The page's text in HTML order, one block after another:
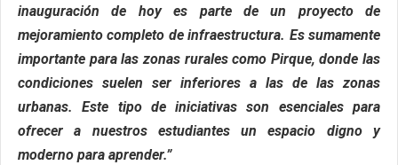
inauguración de hoy es parte de un proyecto de
mejoramiento completo de infraestructura. Es sumamente
importante para las zonas rurales como Pirque, donde las
condiciones suelen ser inferiores a las de las zonas
urbanas. Este tipo de iniciativas son esenciales para
ofrecer a nuestros estudiantes un espacio digno y
moderno para aprender.”